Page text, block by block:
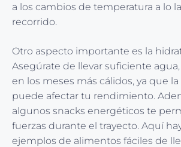
a los cambios de temperatura a lo
recorrido.
Otro aspecto importante es la
Asegúrate de llevar suficiente
en los meses más cálidos, ya que
puede afectar tu rendimiento.
algunos snacks energéticos te
fuerzas durante el trayecto. Aquí
ejemplos de alimentos fáciles de